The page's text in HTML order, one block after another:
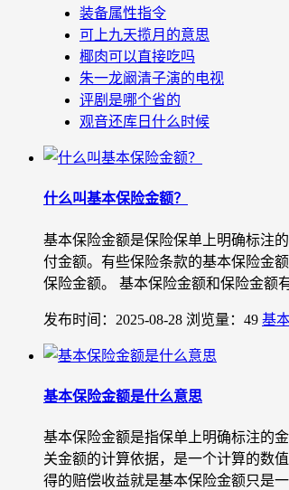
装备属性指令
可上九天揽月的意思
椰肉可以直接吃吗
朱一龙阚清子演的电视
评剧是哪个省的
观音还库日什么时候
什么叫基本保险金额？
基本保险金额是保险保单上明确标注
付金额。有些保险条款的基本保险金
保险金额。 基本保险金额和保险金额
发布时间：2025-08-28 浏览量：49 基
基本保险金额是什么意思
基本保险金额是指保单上明确标注的
关金额的计算依据，是一个计算的数
得的赔偿收益就是基本保险金额只是